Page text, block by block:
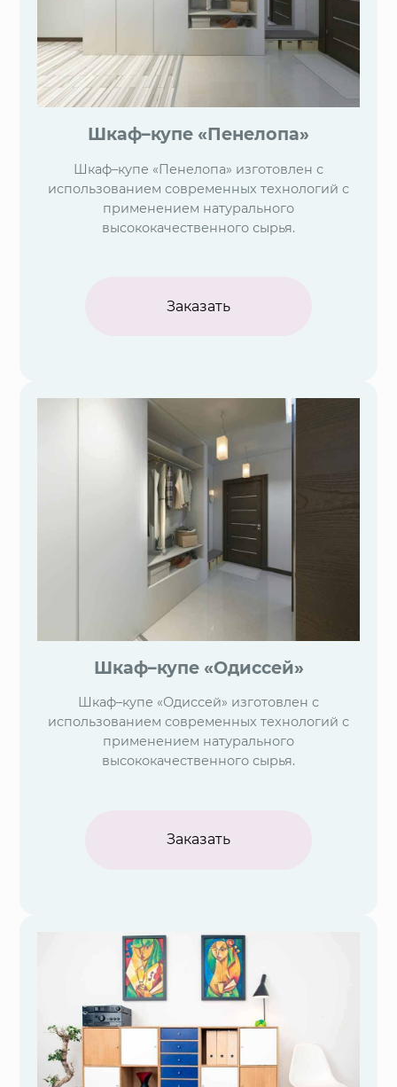
Шкаф–купе «Пенелопа»
Шкаф–купе «Пенелопа» изготовлен с
использованием современных технологий с
применением натурального
высококачественного сырья.
Заказать
Шкаф–купе «Одиссей»
Шкаф–купе «Одиссей» изготовлен с
использованием современных технологий с
применением натурального
высококачественного сырья.
Заказать